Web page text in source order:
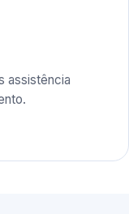
assistência